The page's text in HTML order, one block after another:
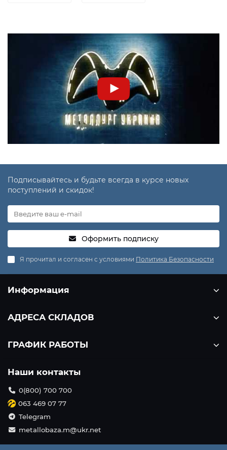
Подписывайтесь и будьте всегда в курсе новых
поступлений и скидок!
Оформить подписку
Я прочитал и согласен с условиями Политика Безопасности
Информация
АДРЕСА СКЛАДОВ
ГРАФИК РАБОТЫ
Наши контакты
0(800) 700 700
063 469 07 77
Telegram
metallobaza.m@ukr.net